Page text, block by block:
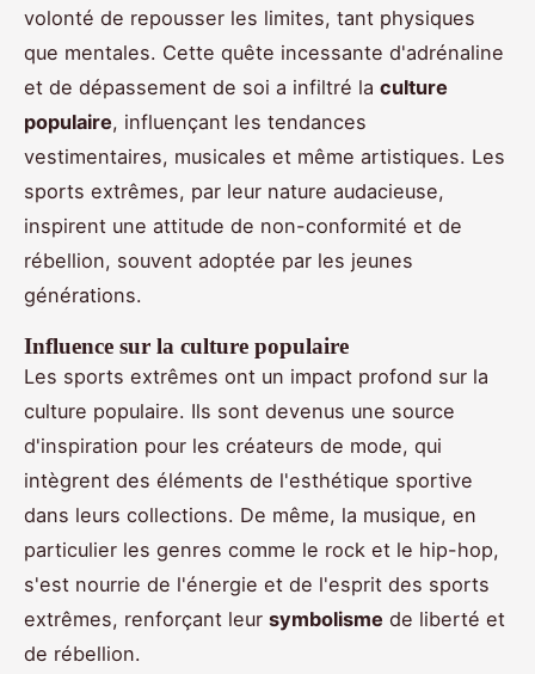
volonté de repousser les limites, tant physiques
que mentales. Cette quête incessante d'adrénaline
et de dépassement de soi a infiltré la culture
populaire, influençant les tendances
vestimentaires, musicales et même artistiques. Les
sports extrêmes, par leur nature audacieuse,
inspirent une attitude de non-conformité et de
rébellion, souvent adoptée par les jeunes
générations.
Influence sur la culture populaire
Les sports extrêmes ont un impact profond sur la
culture populaire. Ils sont devenus une source
d'inspiration pour les créateurs de mode, qui
intègrent des éléments de l'esthétique sportive
dans leurs collections. De même, la musique, en
particulier les genres comme le rock et le hip-hop,
s'est nourrie de l'énergie et de l'esprit des sports
extrêmes, renforçant leur symbolisme de liberté et
de rébellion.